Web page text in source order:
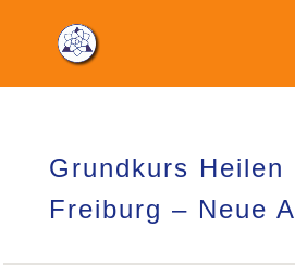
Grundkurs Heilen
Freiburg – Neue